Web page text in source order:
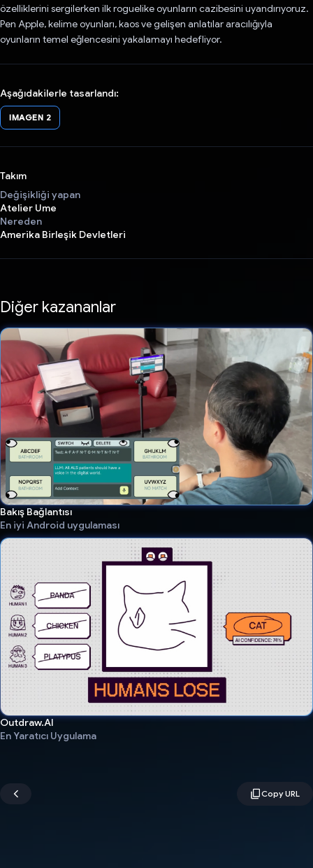
özelliklerini sergilerken ilk roguelike oyunların cazibesini uyandırıyoruz.
Pen Apple, kelime oyunları, kaos ve gelişen anlatılar aracılığıyla
oyunların temel eğlencesini yakalamayı hedefliyor.
Aşağıdakilerle tasarlandı:
IMAGEN 2
Takım
Değişikliği yapan
Atelier Ume
Nereden
Amerika Birleşik Devletleri
Diğer kazananlar
Bakış Bağlantısı
En iyi Android uygulaması
Outdraw.AI
En Yaratıcı Uygulama